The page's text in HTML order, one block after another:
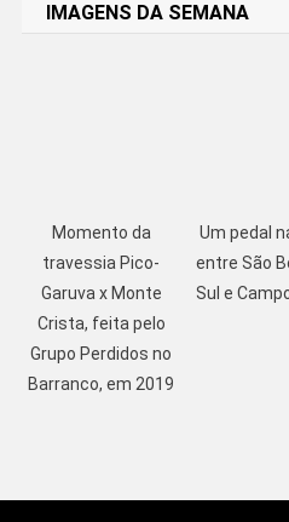
IMAGENS DA SEMANA
Momento da
travessia Pico-
Garuva x Monte
Crista, feita pelo
Grupo Perdidos no
Barranco, em 2019
Um pedal
entre São
Sul e